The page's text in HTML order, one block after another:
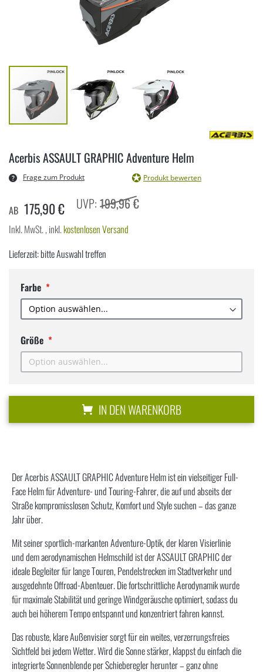
der
Bildergalerie
springen
Acerbis ASSAULT GRAPHIC Adventure Helm
Frage zum Produkt Produkt bewerten
AB 175,90 € 199,96 €
Inkl. MwSt.,inkl.kostenlosen Versand
Lieferzeit: bitte Auswahl treffen
Farbe
Größe
IN DEN WARENKORB
Der Acerbis ASSAULT GRAPHIC Adventure Helm ist ein vielseitiger Full-
Face Helm für Adventure- und Touring-Fahrer, die auf und abseits der
Straße kompromisslosen Schutz, Komfort und Style suchen – das ganze
Jahr über.
Mit seiner sportlich-markanten Adventure-Optik, der klaren Visierlinie
und dem aerodynamischen Helmschild ist der ASSAULT GRAPHIC der
ideale Begleiter für lange Touren, Pendelstrecken im Stadtverkehr und
ausgedehnte Offroad-Abenteuer. Die fortschrittliche Aerodynamik wurde
für maximale Stabilität und geringe Windgeräusche optimiert, sodass du
auch bei höherem Tempo entspannt und konzentriert fahren kannst.
Das robuste, klare Außenvisier sorgt für ein weites, verzerrungsfreies
Sichtfeld bei jedem Wetter. Wird die Sonne stärker, klappst du einfach die
integrierte Sonnenblende per Schieberegler herunter – ganz ohne